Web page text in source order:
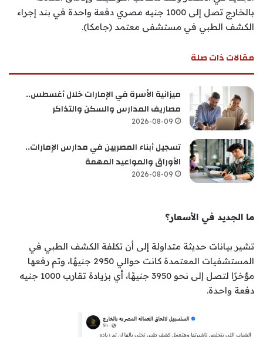
بالخارج تصل إلى 1000 جنيه مصري دفعة واحدة في بند إجراء
الكشف الطبي في مستشفى معتمد (جامكا).
مقالات ذات صلة
ميزانية الأسرة في الإمارات خلال أغسطس..
مصاريف المدارس والسكن والتذاكر
2026-08-09
تسجيل أبناء المصريين في مدارس الإمارات..
الأوراق والمواعيد المهمة
2026-08-09
ما الجديد في الأسعار؟
تشير بيانات حديثة متداولة إلى أن تكلفة الكشف الطبي في
المستشفيات المعتمدة كانت حوالي 2950 جنيهًا، وتم رفعها
مؤخرًا لتصل إلى نحو 3950 جنيهًا، أي بزيادة تقارب 1000 جنيه
دفعة واحدة.